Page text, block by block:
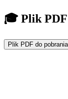
🎓 Plik
Plik PDF do pobrania